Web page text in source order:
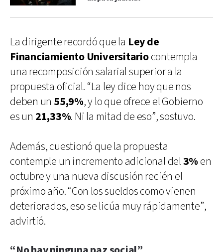
La dirigente recordó que la Ley de
Financiamiento Universitariocontempla
una recomposición salarial superior a la
propuesta oficial. “La ley dice hoy que nos
deben un 55,9%, y lo que ofrece el Gobierno
es un 21,33%. Ni la mitad de eso”, sostuvo.
Además, cuestionó que la propuesta
contemple un incremento adicional del3%en
octubre y una nueva discusión recién el
próximo año. “Con los sueldos como vienen
deteriorados, eso se licúa muy rápidamente”,
advirtió.